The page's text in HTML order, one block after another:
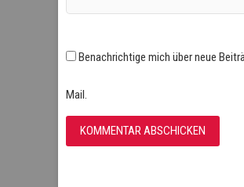
Benachrichtige mich über neue
Mail.